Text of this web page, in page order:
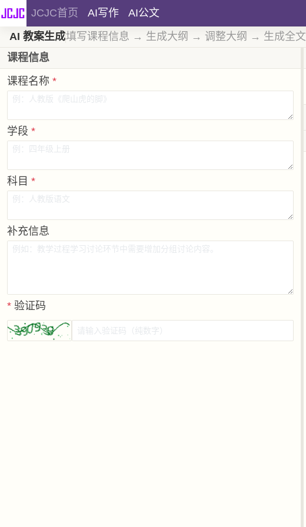
JCJC首页 AI写作 AI公文
AI 教案生成填写课程信息 → 生成大纲 → 调整大纲 → 生成全文
课程信息
课程名称 *
学段 *
科目 *
补充信息
* 验证码